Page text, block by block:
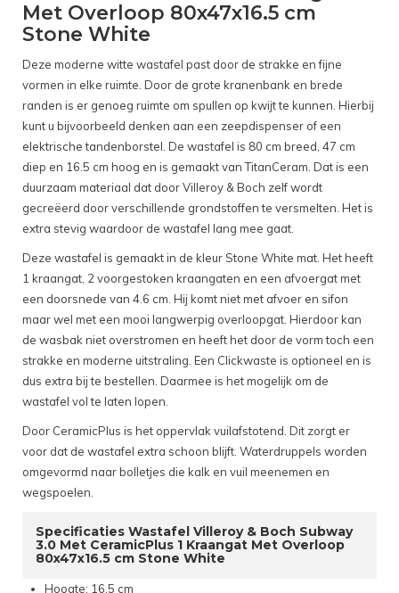
Met Overloop 80x47x16.5 cm
Stone White
Deze moderne witte wastafel past door de strakke en fijne
vormen in elke ruimte. Door de grote kranenbank en brede
randen is er genoeg ruimte om spullen op kwijt te kunnen. Hierbij
kunt u bijvoorbeeld denken aan een zeepdispenser of een
elektrische tandenborstel. De wastafel is 80 cm breed, 47 cm
diep en 16.5 cm hoog en is gemaakt van TitanCeram. Dat is een
duurzaam materiaal dat door Villeroy & Boch zelf wordt
gecreëerd door verschillende grondstoffen te versmelten. Het is
extra stevig waardoor de wastafel lang mee gaat.
Deze wastafel is gemaakt in de kleur Stone White mat. Het heeft
1 kraangat, 2 voorgestoken kraangaten en een afvoergat met
een doorsnede van 4.6 cm. Hij komt niet met afvoer en sifon
maar wel met een mooi langwerpig overloopgat. Hierdoor kan
de wasbak niet overstromen en heeft het door de vorm toch een
strakke en moderne uitstraling. Een Clickwaste is optioneel en is
dus extra bij te bestellen. Daarmee is het mogelijk om de
wastafel vol te laten lopen.
Door CeramicPlus is het oppervlak vuilafstotend. Dit zorgt er
voor dat de wastafel extra schoon blijft. Waterdruppels worden
omgevormd naar bolletjes die kalk en vuil meenemen en
wegspoelen.
Specificaties Wastafel Villeroy & Boch Subway
3.0 Met CeramicPlus 1 Kraangat Met Overloop
80x47x16.5 cm Stone White
Hoogte: 16.5 cm